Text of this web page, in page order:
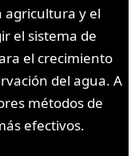
agricultura y el
el sistema de
el crecimiento
del agua. A
métodos de
efectivos.